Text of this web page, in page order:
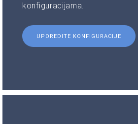
konfiguracijama.
UPOREDITE KONFIGURACIJE